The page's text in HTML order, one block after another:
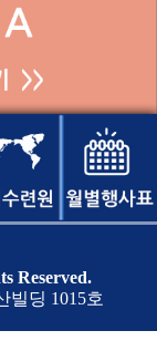
Reserved.
빌딩 1015호